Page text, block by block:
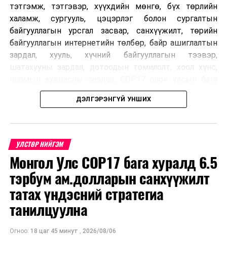
тэтгэмж, тэтгэвэр, хүүхдийн мөнгө, бүх төрлийн
халамж, сургууль, цэцэрлэг болон сургалтын
байгууллагын урсгал засвар, санхүүжилт, төрийн
байгууллагын интернетийн төлбөр, байр ашиглалтын
зардал, хууль, хүчний байгууллагын тээвэр,
хурлын зардал, Засгийн газрын өр, орон нутгийн нөөц
хөрөнгийн санхүүжилтийг хэвийн үргэлжлүүлэхээр
Харин дараах зардлыг хязгаарлахаар болсон байна.
Үүнд:
Олон улсын болон Засгийн газрын
шийдвэртэйгээс бусад хурал, зөвлөгөөн, ой,
тэмдэглэлт өдөр, найр наадам, соёлын арга
хэмжээ;
Урьдчилан төлөвлөсөн төрийн өндөр албан
ДЭЛГЭРЭНГҮЙ УНШИХ
УЛСТӨР НИЙГЭМ
Монгол Улс COP17 бага хуралд 6.5
тэрбум ам.долларын санхүүжилт
татах үндэсний стратегиа
танилцуулна
Огноо: 18 цаг 45 минут , 2026/08/06